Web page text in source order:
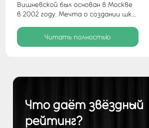
Вишневской был основан в Москве
в 2002 году. Мечта о создании шк...
Читать полностью
Что даёт звёздный
рейтинг?